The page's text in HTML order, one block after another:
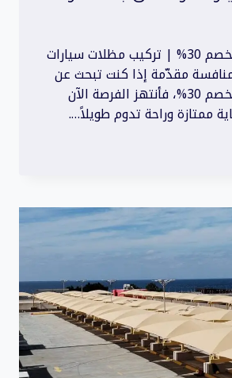
مظلات الرياض بخصم 30% | تركيب مظلات سيارات
مقدّمة إذا كنت تبحث عن
مظلات الرياض بخصم 30%، فأنتهز الفرصة الآن
ممتازة وراحة تدوم طويلاً….